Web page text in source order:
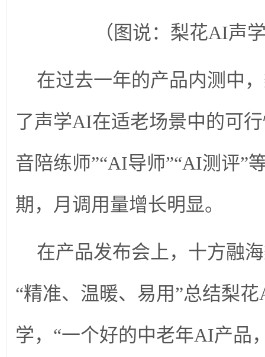
（图说：梨花AI声
在过去一年的产品内测中
了声学AI在适老场景中的可
音陪练师”“AI导师”“AI测评”
期，月调用量增长明显。
在产品发布会上，十方融
“精准、温暖、易用”总结梨
学，“一个好的中老年AI产品